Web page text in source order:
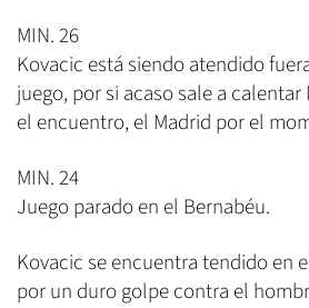
MIN. 26
Kovacic está siendo atendido
juego, por si acaso sale a calentar
el encuentro, el Madrid por el
MIN. 24
Juego parado en el Bernabéu.
Kovacic se encuentra tendido en
por un duro golpe contra el